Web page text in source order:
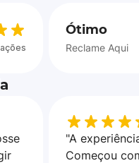
Ótimo
Reclame Aqui
"A
Começou